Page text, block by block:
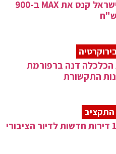
בנק ישראל קנס את MAX ב-900
הכלכלה דנה ברפורמת
התקשורת
התקציב